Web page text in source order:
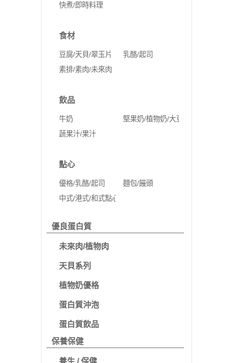
快煮/即時料理
食材
豆腐/天貝/翠玉片
乳酪/起司
素排/素肉/未來肉
飲品
牛奶
堅果奶/植物奶/大豆奶
蔬果汁/果汁
點心
優格/乳酪/起司
麵包/饅頭
中式/港式/和式點心
優良蛋白質
未來肉/植物肉
天貝系列
植物奶優格
蛋白質沖泡
蛋白質飲品
保養保健